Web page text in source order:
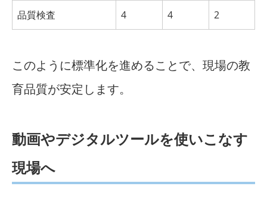
品質検査 4 4 2
このように標準化を進めることで、現場の教
育品質が安定します。
動画やデジタルツールを使いこなす
現場へ